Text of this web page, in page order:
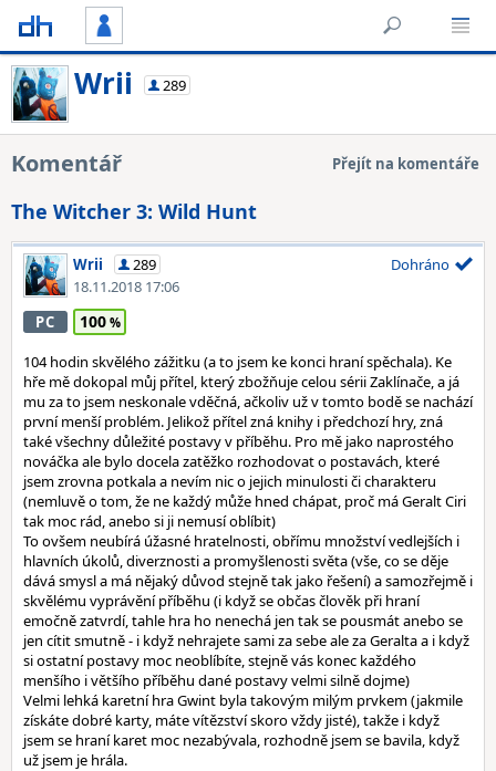
Wrii 289
Komentář Přejít na komentáře
The Witcher 3: Wild Hunt
Wrii
289
18.11.2018 17:06
Dohráno
PC 100
104 hodin skvělého zážitku (a to jsem ke konci hraní spěchala). Ke
hře mě dokopal můj přítel, který zbožňuje celou sérii Zaklínače, a já
mu za to jsem neskonale vděčná, ačkoliv už v tomto bodě se nachází
první menší problém. Jelikož přítel zná knihy i předchozí hry, zná
také všechny důležité postavy v příběhu. Pro mě jako naprostého
nováčka ale bylo docela zatěžko rozhodovat o postavách, které
jsem zrovna potkala a nevím nic o jejich minulosti či charakteru
(nemluvě o tom, že ne každý může hned chápat, proč má Geralt Ciri
tak moc rád, anebo si ji nemusí oblíbit)
To ovšem neubírá úžasné hratelnosti, obřímu množství vedlejších i
hlavních úkolů, diverznosti a promyšlenosti světa (vše, co se děje
dává smysl a má nějaký důvod stejně tak jako řešení) a samozřejmě i
skvělému vyprávění příběhu (i když se občas člověk při hraní
emočně zatvrdí, tahle hra ho nenechá jen tak se pousmát anebo se
jen cítit smutně - i když nehrajete sami za sebe ale za Geralta a i když
si ostatní postavy moc neoblíbíte, stejně vás konec každého
menšího i většího příběhu dané postavy velmi silně dojme)
Velmi lehká karetní hra Gwint byla takovým milým prvkem (jakmile
získáte dobré karty, máte vítězství skoro vždy jisté), takže i když
jsem se hraní karet moc nezabývala, rozhodně jsem se bavila, když
už jsem je hrála.